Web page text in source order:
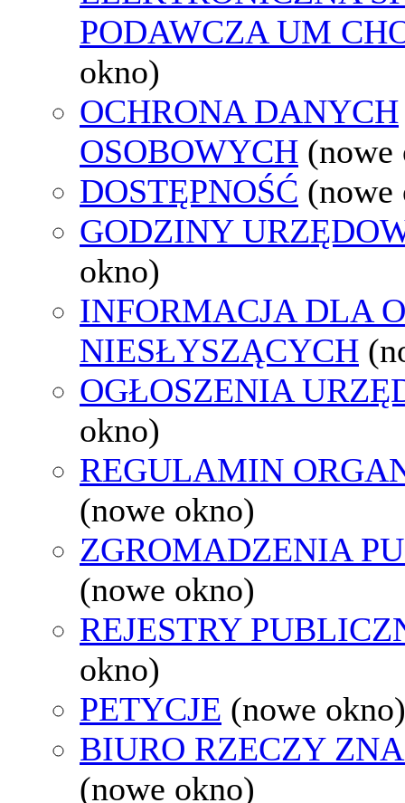
PODAWCZA UM
okno)
OCHRONA DANYCH
OSOBOWYCH (nowe
DOSTĘPNOŚĆ (nowe
GODZINY
okno)
INFORMACJA DLA
NIESŁYSZĄCYCH
OGŁOSZENIA
okno)
REGULAMIN
(nowe okno)
ZGROMADZENIA
(nowe okno)
REJESTRY
okno)
PETYCJE (nowe okno)
BIURO RZECZY
(nowe okno)